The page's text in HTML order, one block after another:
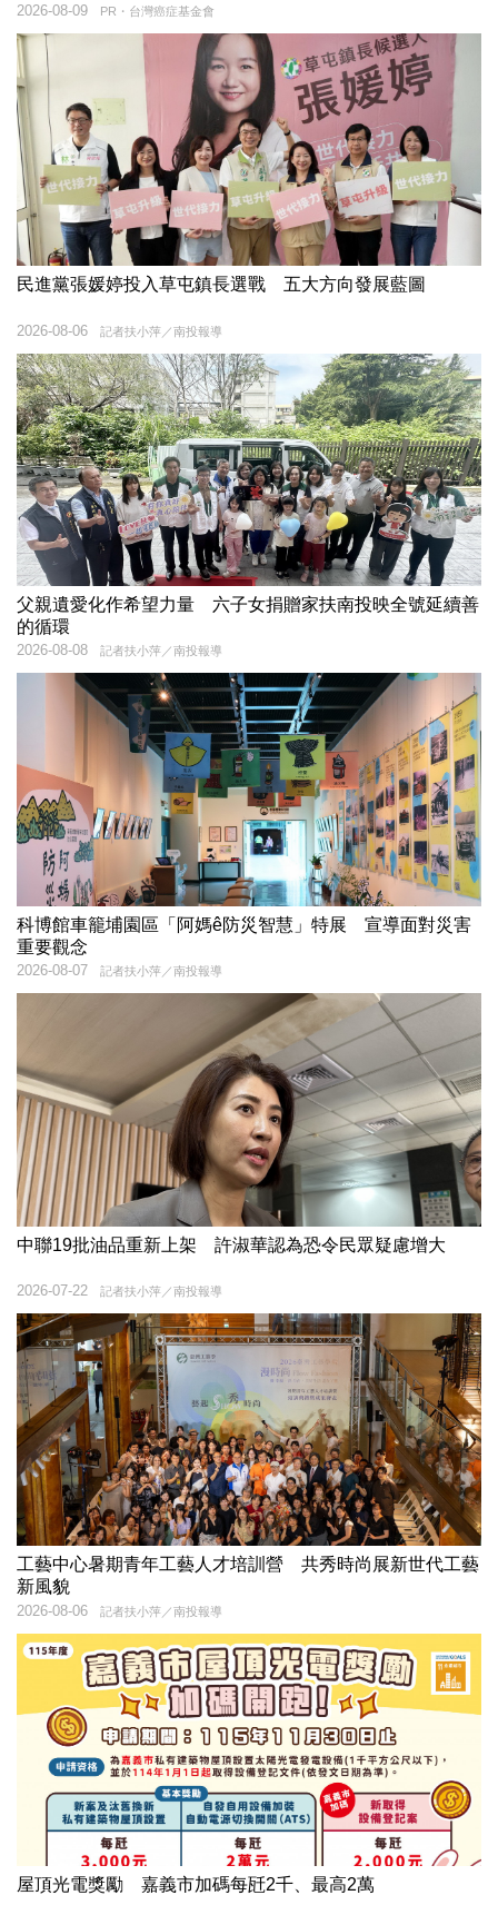
PR・台灣癌症基金會
2026-08-09
民進黨張媛婷投入草屯鎮長選戰 五大方向發展藍圖
記者扶小萍／南投報導
2026-08-06
父親遺愛化作希望力量 六子女捐贈家扶南投映全號延續善
的循環
記者扶小萍／南投報導
2026-08-08
科博館車籠埔園區「阿媽ê防災智慧」特展 宣導面對災害
重要觀念
記者扶小萍／南投報導
2026-08-07
中聯19批油品重新上架 許淑華認為恐令民眾疑慮增大
記者扶小萍／南投報導
2026-07-22
工藝中心暑期青年工藝人才培訓營 共秀時尚展新世代工藝
新風貌
記者扶小萍／南投報導
2026-08-06
屋頂光電獎勵 嘉義市加碼每瓩2千、最高2萬